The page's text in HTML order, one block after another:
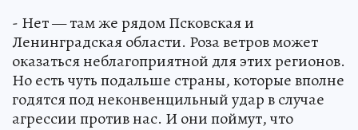
- Нет — там же рядом Псковская и
Ленинградская области. Роза ветров может
оказаться неблагоприятной для этих регионов.
Но есть чуть подальше страны, которые вполне
годятся под неконвенцильный удар в случае
агрессии против нас. И они поймут, что